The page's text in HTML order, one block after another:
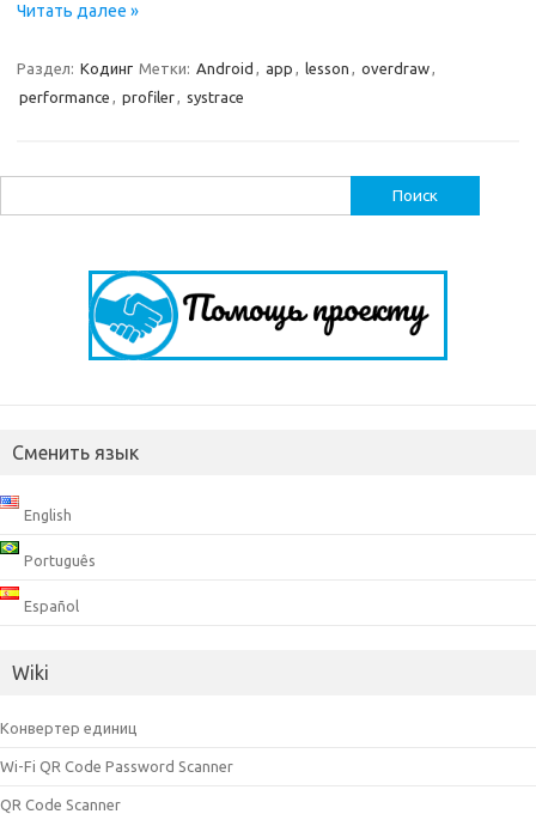
Читать далее »
Раздел: Кодинг Метки: Android , app , lesson , overdraw,
performance , profiler, systrace
Сменить язык
English
Português
Español
Wiki
Конвертер единиц
Wi-Fi QR Code Password Scanner
QR Code Scanner